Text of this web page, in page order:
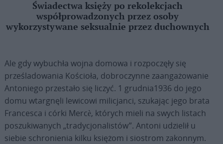
Świadectwa księży po rekolekcjach
współprowadzonych przez osoby
wykorzystywane seksualnie przez duchownych
Ale gdy wybuchła wojna domowa i rozpoczęły się
prześladowania Kościoła, dobroczynne zaangażowanie
Antoniego przestało się liczyć. 1 grudnia1936 do jego
domu wtargnęli lewicowi milicjanci, szukając jego brata
Francesca i córki Mercè, których mieli na swych listach
poszukiwanych „tradycjonalistów”. Antoni udzielił u
siebie schronienia kilku księżom i siostrom zakonnym.